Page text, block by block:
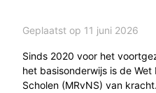
Geplaatst op 11 juni 2026
Sinds 2020 voor het
het basisonderwijs is de
Scholen (MRvNS) van